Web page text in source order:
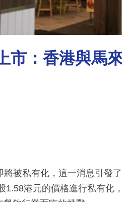
：香港與馬
被私有化，這一消息引發
1.58港元的價格進行私有化